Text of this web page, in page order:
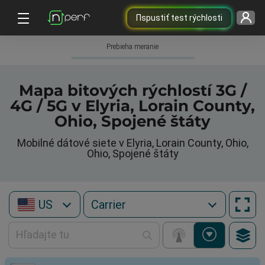
Пspustiť test rýchlosti
Prebieha meranie
Mapa bitových rýchlostí 3G /
4G / 5G v Elyria, Lorain County,
Ohio, Spojené štáty
Mobilné dátové siete v Elyria, Lorain County, Ohio,
Ohio, Spojené štáty
US